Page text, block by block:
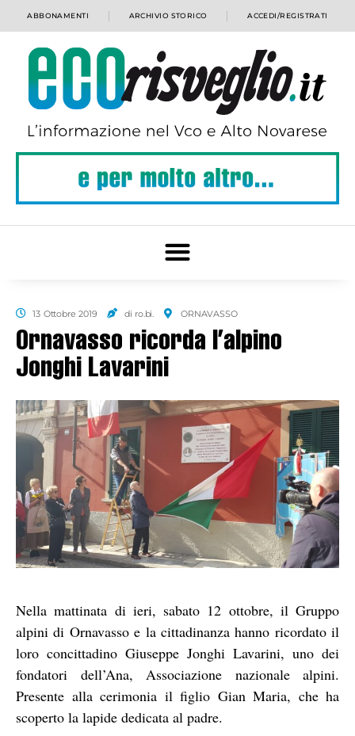
ABBONAMENTI ARCHIVIO STORICO ACCEDI/REGISTRATI
13 Ottobre 2019 di ro.bi. ORNAVASSO
Ornavasso ricorda l’alpino
Jonghi Lavarini
Nella mattinata di ieri, sabato 12 ottobre, il Gruppo
alpini di Ornavasso e la cittadinanza hanno ricordato il
loro concittadino Giuseppe Jonghi Lavarini, uno dei
fondatori dell’Ana, Associazione nazionale alpini.
Presente alla cerimonia il figlio Gian Maria, che ha
scoperto la lapide dedicata al padre.